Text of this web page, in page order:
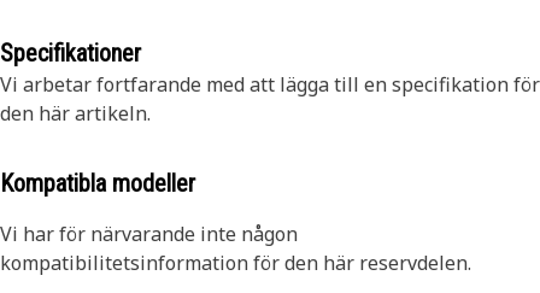
Specifikationer
Vi arbetar fortfarande med att lägga till en specifikation för
den här artikeln.
Kompatibla modeller
Vi har för närvarande inte någon
kompatibilitetsinformation för den här reservdelen.